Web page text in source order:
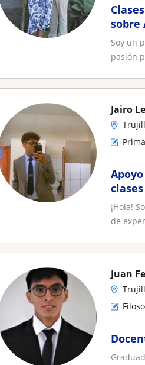
sobre
Soy un
pasión
Jairo
¡Hola!
de
Juan